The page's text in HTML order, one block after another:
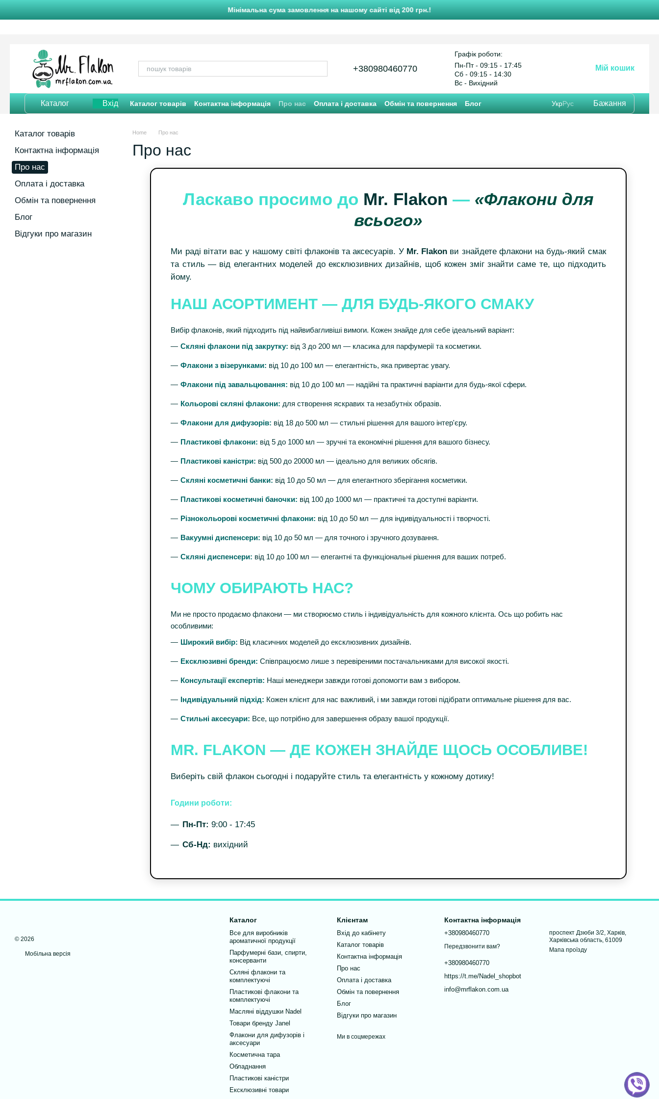
Мінімальна сума замовлення на нашому сайті від 200 грн.!
+380980460770
Графік роботи:
Пн-Пт - 09:15 - 17:45
Cб - 09:15 - 14:30
Вс - Вихідний
Мій кошик
Каталог Вхід Каталог товарів Контактна інформація Про нас Оплата і доставка Обмін та повернення
Блог
Відгуки про магазин
УкрРус Бажання
Home Про нас
Про нас
Ласкаво просимо до Mr. Flakon — «Флакони для
всього»
Ми раді вітати вас у нашому світі флаконів та аксесуарів. У Mr. Flakon ви знайдете флакони на будь-який смак
та стиль — від елегантних моделей до ексклюзивних дизайнів, щоб кожен зміг знайти саме те, що підходить
йому.
НАШ АСОРТИМЕНТ — ДЛЯ БУДЬ-ЯКОГО СМАКУ
Вибір флаконів, який підходить під найвибагливіші вимоги. Кожен знайде для себе ідеальний варіант:
Скляні флакони під закрутку: від 3 до 200 мл — класика для парфумерії та косметики.
Флакони з візерунками: від 10 до 100 мл — елегантність, яка привертає увагу.
Флакони під завальцювання: від 10 до 100 мл — надійні та практичні варіанти для будь-якої сфери.
Кольорові скляні флакони: для створення яскравих та незабутніх образів.
Флакони для дифузорів: від 18 до 500 мл — стильні рішення для вашого інтер'єру.
Пластикові флакони: від 5 до 1000 мл — зручні та економічні рішення для вашого бізнесу.
Пластикові каністри: від 500 до 20000 мл — ідеально для великих обсягів.
Скляні косметичні банки: від 10 до 50 мл — для елегантного зберігання косметики.
Пластикові косметичні баночки: від 100 до 1000 мл — практичні та доступні варіанти.
Різнокольорові косметичні флакони: від 10 до 50 мл — для індивідуальності і творчості.
Вакуумні диспенсери: від 10 до 50 мл — для точного і зручного дозування.
Скляні диспенсери: від 10 до 100 мл — елегантні та функціональні рішення для ваших потреб.
ЧОМУ ОБИРАЮТЬ НАС?
Ми не просто продаємо флакони — ми створюємо стиль і індивідуальність для кожного клієнта. Ось що робить нас
особливими:
Широкий вибір: Від класичних моделей до ексклюзивних дизайнів.
Ексклюзивні бренди: Співпрацюємо лише з перевіреними постачальниками для високої якості.
Консультації експертів: Наші менеджери завжди готові допомогти вам з вибором.
Індивідуальний підхід: Кожен клієнт для нас важливий, і ми завжди готові підібрати оптимальне рішення для вас.
Стильні аксесуари: Все, що потрібно для завершення образу вашої продукції.
MR. FLAKON — ДЕ КОЖЕН ЗНАЙДЕ ЩОСЬ ОСОБЛИВЕ!
Виберіть свій флакон сьогодні і подаруйте стиль та елегантність у кожному дотику!
Години роботи:
Пн-Пт: 9:00 - 17:45
Сб-Нд: вихідний
Каталог товарів
Контактна інформація
Про нас
Оплата і доставка
Обмін та повернення
Блог
Відгуки про магазин
© 2026
Мобільна версія
Каталог
Все для виробників
ароматичної продукції
Парфумерні бази, спирти,
консерванти
Скляні флакони та
комплектуючі
Пластикові флакони та
комплектуючі
Масляні віддушки Nadel
Товари бренду Janel
Флакони для дифузорів і
аксесуари
Косметична тара
Обладнання
Пластикові каністри
Ексклюзивні товари
Клієнтам
Вхід до кабінету
Каталог товарів
Контактна інформація
Про нас
Оплата і доставка
Обмін та повернення
Блог
Відгуки про магазин
Ми в соцмережах
Контактна інформація
+380980460770
Передзвонити вам?
+380980460770
https://t.me/Nadel_shopbot
info@mrflakon.com.ua
проспект Дзюби 3/2, Харків,
Харківська область, 61009
Мапа проїзду